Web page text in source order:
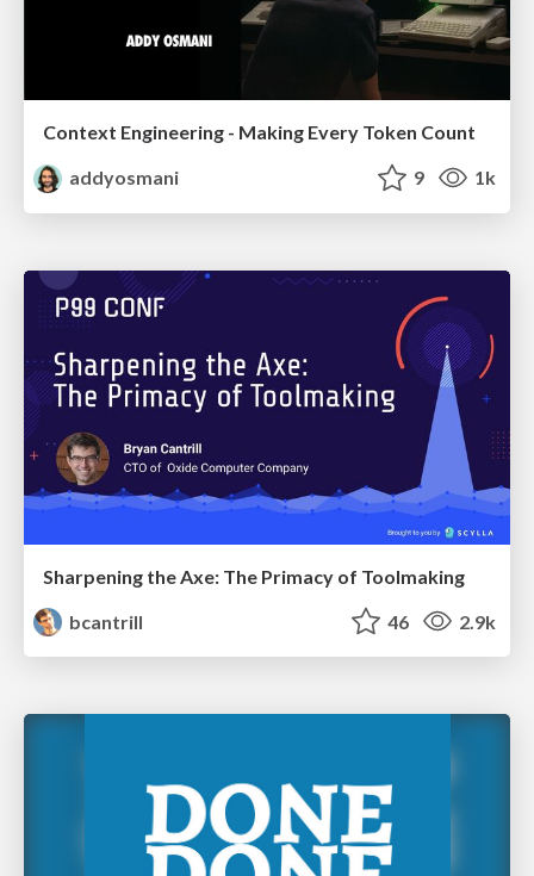
Context Engineering - Making Every Token Count
addyosmani
9 1k
Sharpening the Axe: The Primacy of Toolmaking
bcantrill
46 2.9k